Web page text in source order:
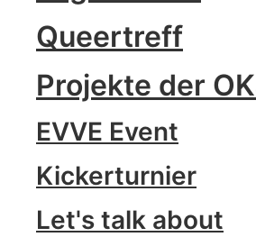
Queertreff
Projekte der
EVVE Event
Kickerturnier
Let's talk about